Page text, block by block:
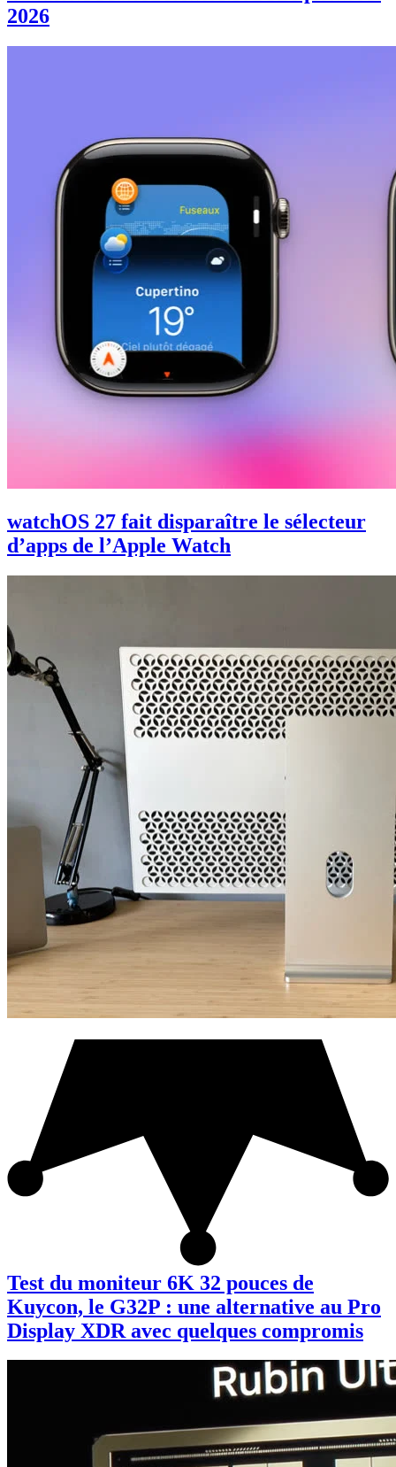
2026
watchOS 27 fait disparaître le sélecteur
d’apps de l’Apple Watch
Test du moniteur 6K 32 pouces de
Kuycon, le G32P : une alternative au Pro
Display XDR avec quelques compromis